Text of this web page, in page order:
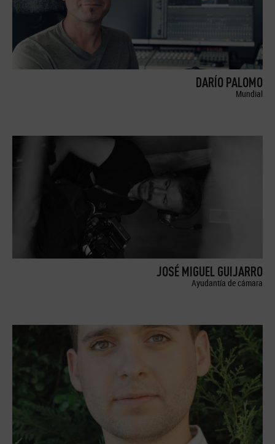
DARÍO PALOMO
Mundial
JOSÉ MIGUEL GUIJARRO
Ayudantía de cámara